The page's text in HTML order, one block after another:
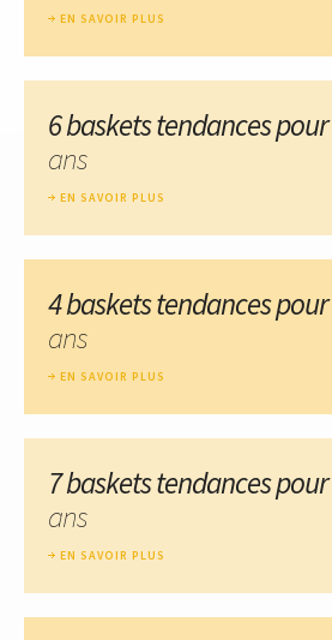
EN SAVOIR PLUS
6 baskets tendances pour
ans
EN SAVOIR PLUS
4 baskets tendances pour
ans
EN SAVOIR PLUS
7 baskets tendances pour
ans
EN SAVOIR PLUS